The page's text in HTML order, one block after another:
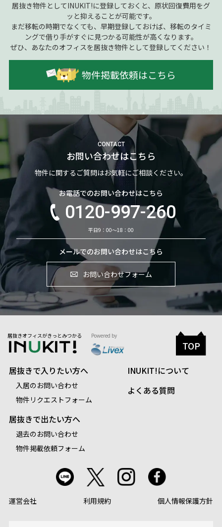
居抜き物件としてINUKIT!に登録しておくと、原状回復費用をグ
ッと抑えることが可能です。
まだ移転の時期でなくても、早期登録しておけば、移転のタイミ
ングで借り手がすぐに見つかる可能性が高くなります。
ぜひ、あなたのオフィスを居抜き物件として登録してください！
物件掲載依頼はこちら
CONTACT
お問い合わせはこちら
物件に関するご質問はお気軽にご相談ください。
お電話でのお問い合わせはこちら
0120-997-260
平日9：00～18：00
メールでのお問い合わせはこちら
お問い合わせフォーム
居抜きオフィスがきっとみつかる Powered by
居抜きで入りたい方へ
入居のお問い合わせ
物件リクエストフォーム
居抜きで出たい方へ
退去のお問い合わせ
物件掲載依頼フォーム
INUKIT!について
よくある質問
運営会社 利用規約 個人情報保護方針
TOP